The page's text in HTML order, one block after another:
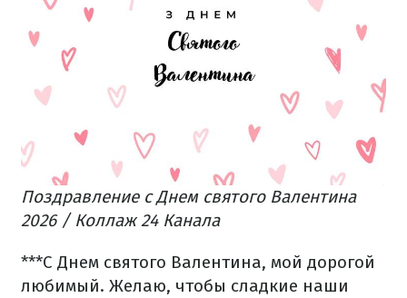
Поздравление с Днем святого Валентина
2026 / Коллаж 24 Канала
***С Днем святого Валентина, мой дорогой
любимый. Желаю, чтобы сладкие наши